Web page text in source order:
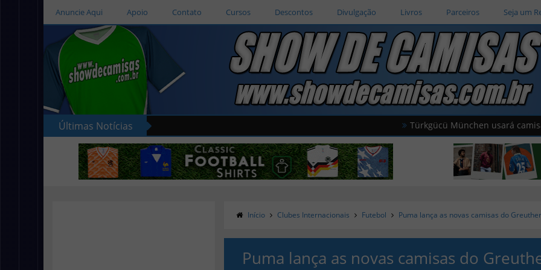
Anuncie Aqui Apoio Contato Cursos Descontos Divulgação Livros Parceiros Seja um
Últimas Notícias Türkgücü München usará camisas
Início Clubes Internacionais Futebol Puma lança as novas camisas do
Puma lança as novas camisas do